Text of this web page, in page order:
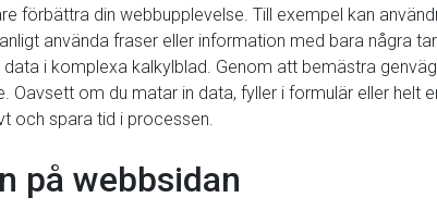
förbättra din webbupplevelse. Till exempel kan
använda fraser eller information med bara några
i komplexa kalkylblad. Genom att bemästra
Oavsett om du matar in data, fyller i formulär eller helt
och spara tid i processen.
på webbsidan